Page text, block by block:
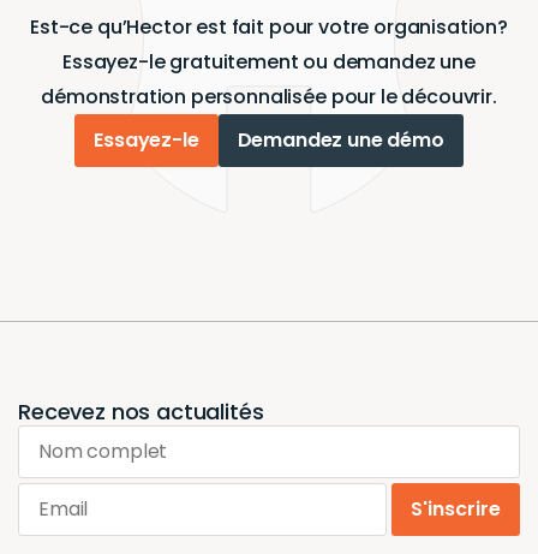
Est-ce qu’Hector est fait pour votre organisation?
Essayez-le gratuitement ou demandez une
démonstration personnalisée pour le découvrir.
Essayez-le
Demandez une démo
Recevez nos actualités
Nom complet
Email
S'inscrire